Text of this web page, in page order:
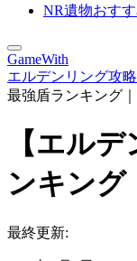
NR遺物おす
GameWith
エルデンリング攻略
最強盾ランキング
【エル
ンキング
最終更新: